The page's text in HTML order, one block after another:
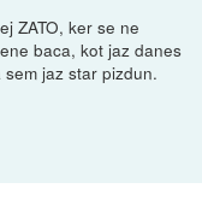
ZATO, ker se ne
baca, kot jaz danes
jaz star pizdun.